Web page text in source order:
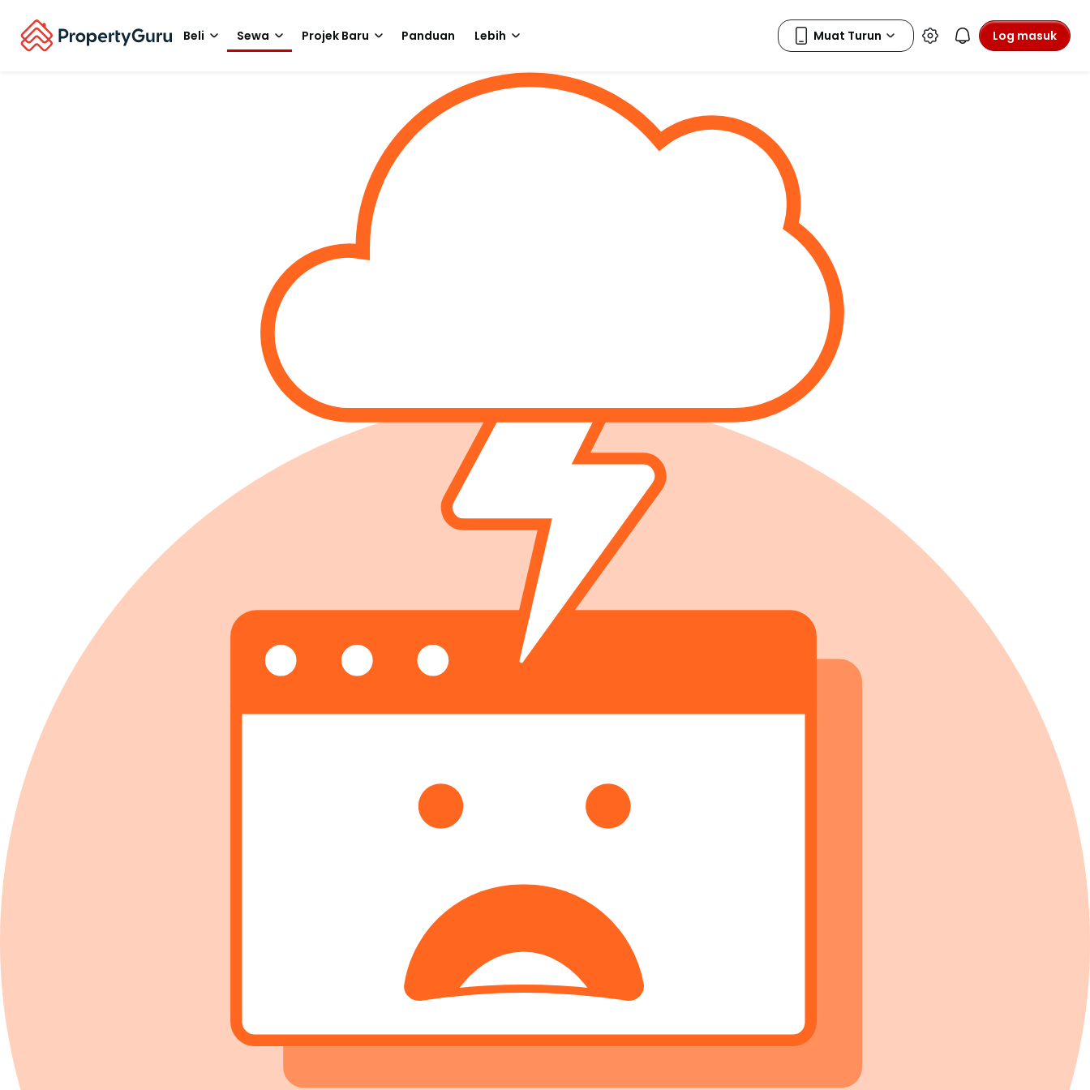
Beli Sewa Projek Baru Panduan Lebih Log masuk